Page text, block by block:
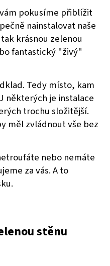
pokusíme přiblížit
nainstalovat naše
krásnou zelenou
fantastický "živý"
Tedy místo, kam
některých je instalace
trochu složitější.
měl zvládnout vše bez
nebo nemáte
za vás. A to
stěnu